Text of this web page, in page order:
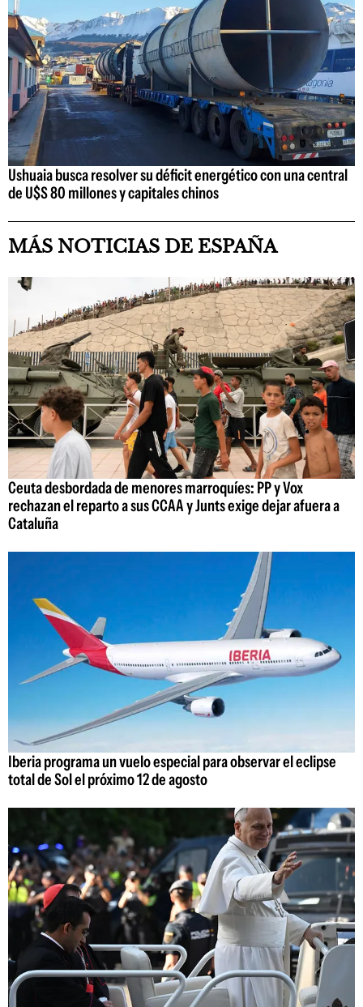
Ushuaia busca resolver su déficit energético con una central
de U$S 80 millones y capitales chinos
MÁS NOTICIAS DE ESPAÑA
Ceuta desbordada de menores marroquíes: PP y Vox
rechazan el reparto a sus CCAA y Junts exige dejar afuera a
Cataluña
Iberia programa un vuelo especial para observar el eclipse
total de Sol el próximo 12 de agosto